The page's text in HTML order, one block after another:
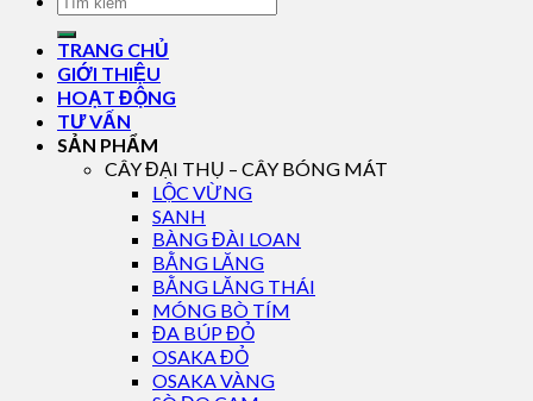
TRANG CHỦ
GIỚI THIỆU
HOẠT ĐỘNG
TƯ VẤN
SẢN PHẨM
CÂY ĐẠI THỤ – CÂY BÓNG MÁT
LỘC VỪNG
SANH
BÀNG ĐÀI LOAN
BẰNG LĂNG
BẰNG LĂNG THÁI
MÓNG BÒ TÍM
ĐA BÚP ĐỎ
OSAKA ĐỎ
OSAKA VÀNG